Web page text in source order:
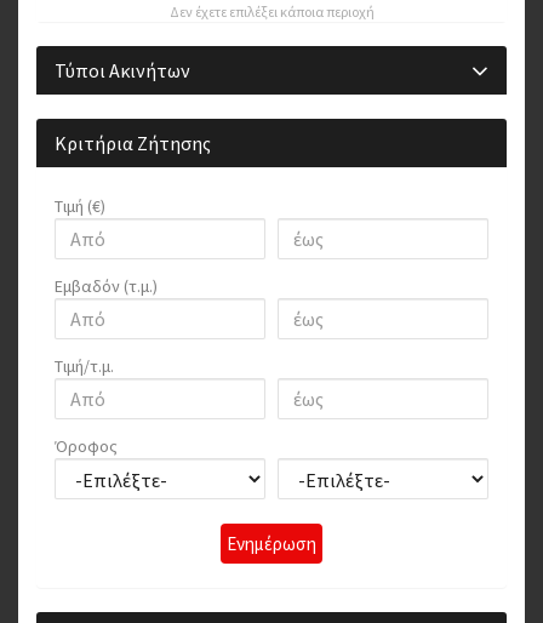
Δεν έχετε επιλέξει κάποια περιοχή
Τύποι Ακινήτων
Κριτήρια Ζήτησης
Τιμή (€)
Εμβαδόν (τ.μ.)
Τιμή/τ.μ.
Όροφος
Ενημέρωση